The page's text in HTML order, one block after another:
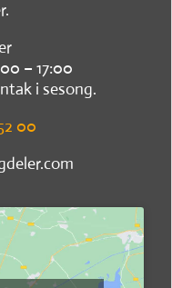
– 17:00
i sesong.
00